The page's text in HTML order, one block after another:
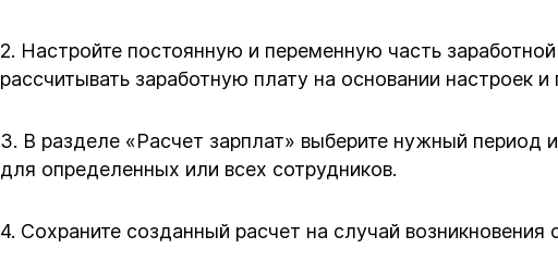
2. Настройте постоянную и переменную часть
рассчитывать заработную плату на основании настроек
3. В разделе «Расчет зарплат» выберите нужный период
для определенных или всех сотрудников.
4. Сохраните созданный расчет на случай возникновения